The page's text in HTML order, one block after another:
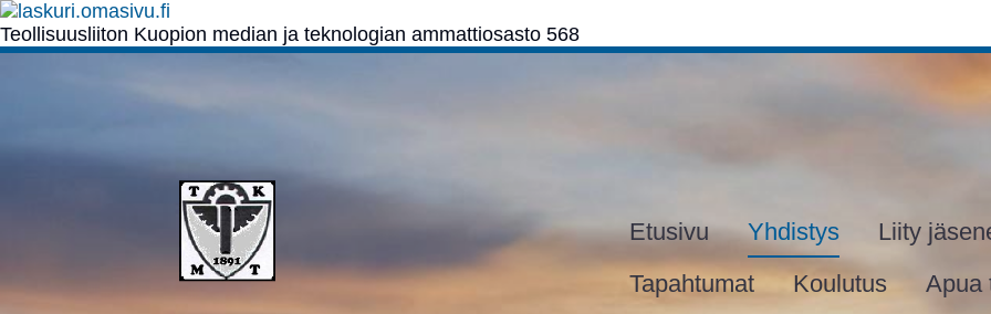
Teollisuusliiton Kuopion median ja teknologian ammattiosasto 568
568 Etusivu Yhdistys
Liity
Tapahtumat
Koulutus
Apua